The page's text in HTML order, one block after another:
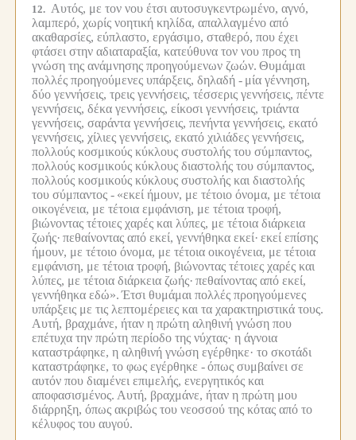
12. Αυτός, με τον νου έτσι αυτοσυγκεντρωμένο, αγνό,
λαμπερό, χωρίς νοητική κηλίδα, απαλλαγμένο από
ακαθαρσίες, εύπλαστο, εργάσιμο, σταθερό, που έχει
φτάσει στην αδιαταραξία, κατεύθυνα τον νου προς τη
γνώση της ανάμνησης προηγούμενων ζωών. Θυμάμαι
πολλές προηγούμενες υπάρξεις, δηλαδή - μία γέννηση,
δύο γεννήσεις, τρεις γεννήσεις, τέσσερις γεννήσεις, πέντε
γεννήσεις, δέκα γεννήσεις, είκοσι γεννήσεις, τριάντα
γεννήσεις, σαράντα γεννήσεις, πενήντα γεννήσεις, εκατό
γεννήσεις, χίλιες γεννήσεις, εκατό χιλιάδες γεννήσεις,
πολλούς κοσμικούς κύκλους συστολής του σύμπαντος,
πολλούς κοσμικούς κύκλους διαστολής του σύμπαντος,
πολλούς κοσμικούς κύκλους συστολής και διαστολής
του σύμπαντος - «εκεί ήμουν, με τέτοιο όνομα, με τέτοια
οικογένεια, με τέτοια εμφάνιση, με τέτοια τροφή,
βιώνοντας τέτοιες χαρές και λύπες, με τέτοια διάρκεια
ζωής· πεθαίνοντας από εκεί, γεννήθηκα εκεί· εκεί επίσης
ήμουν, με τέτοιο όνομα, με τέτοια οικογένεια, με τέτοια
εμφάνιση, με τέτοια τροφή, βιώνοντας τέτοιες χαρές και
λύπες, με τέτοια διάρκεια ζωής· πεθαίνοντας από εκεί,
γεννήθηκα εδώ». Έτσι θυμάμαι πολλές προηγούμενες
υπάρξεις με τις λεπτομέρειες και τα χαρακτηριστικά τους.
Αυτή, βραχμάνε, ήταν η πρώτη αληθινή γνώση που
επέτυχα την πρώτη περίοδο της νύχτας· η άγνοια
καταστράφηκε, η αληθινή γνώση εγέρθηκε· το σκοτάδι
καταστράφηκε, το φως εγέρθηκε -όπως συμβαίνει σε
αυτόν που διαμένει επιμελής, ενεργητικός και
αποφασισμένος. Αυτή, βραχμάνε, ήταν η πρώτη μου
διάρρηξη, όπως ακριβώς του νεοσσού της κότας από το
κέλυφος του αυγού.